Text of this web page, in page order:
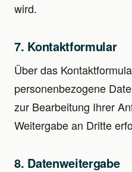
wird.
7. Kontaktformular
Über das
personenbezogene
zur Bearbeitung Ihrer
Weitergabe an Dritte
8. Datenweitergabe